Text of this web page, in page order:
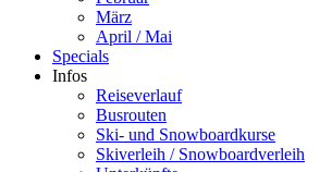
März
April / Mai
Specials
Infos
Reiseverlauf
Busrouten
Ski- und Snowboardkurse
Skiverleih / Snowboardverleih